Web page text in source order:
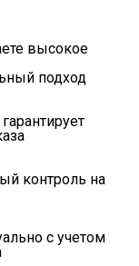
высокое
подход
контроль на
с учетом